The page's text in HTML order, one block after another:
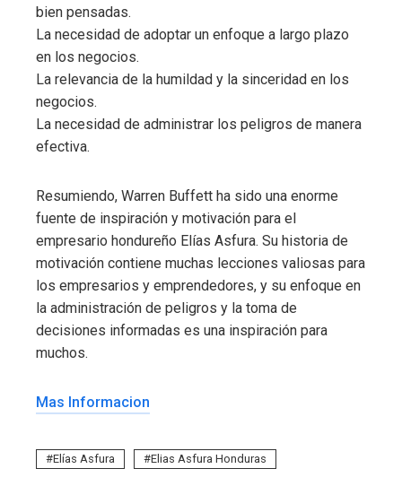
bien pensadas.
La necesidad de adoptar un enfoque a largo plazo
en los negocios.
La relevancia de la humildad y la sinceridad en los
negocios.
La necesidad de administrar los peligros de manera
efectiva.
Resumiendo, Warren Buffett ha sido una enorme
fuente de inspiración y motivación para el
empresario hondureño Elías Asfura. Su historia de
motivación contiene muchas lecciones valiosas para
los empresarios y emprendedores, y su enfoque en
la administración de peligros y la toma de
decisiones informadas es una inspiración para
muchos.
Mas Informacion
Elías Asfura Elias Asfura Honduras